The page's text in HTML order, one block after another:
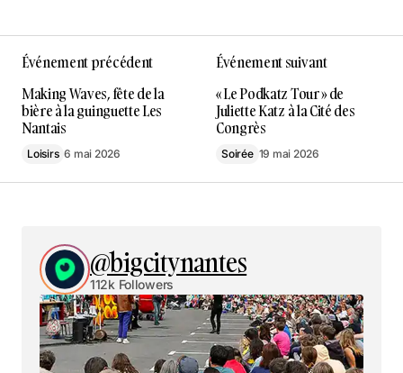
Événement précédent
Making Waves, fête de la
bière à la guinguette Les
Nantais
Loisirs 6 mai 2026
Événement suivant
« Le Podkatz Tour » de
Juliette Katz à la Cité des
Congrès
Soirée 19 mai 2026
@bigcitynantes
112k Followers